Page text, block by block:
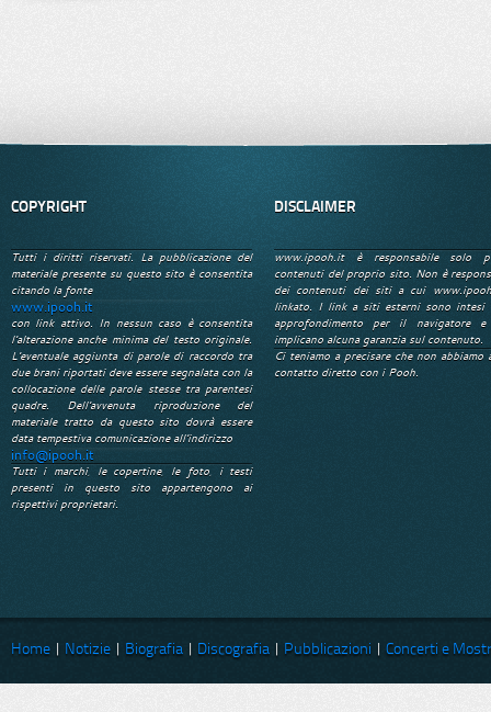
COPYRIGHT
Tutti i diritti riservati. La pubblicazione del
materiale presente su questo sito è consentita
citando la fonte
www.ipooh.it
con link attivo. In nessun caso è consentita
l'alterazione anche minima del testo originale.
L'eventuale aggiunta di parole di raccordo tra
due brani riportati deve essere segnalata con la
collocazione delle parole stesse tra parentesi
quadre. Dell'avvenuta riproduzione del
materiale tratto da questo sito dovrà essere
data tempestiva comunicazione all'indirizzo
info@ipooh.it
Tutti i marchi, le copertine, le foto, i testi
presenti in questo sito appartengono ai
rispettivi proprietari.
DISCLAIMER
www.ipooh.it è responsabile solo
contenuti del proprio sito. Non è
dei contenuti dei siti a cui
linkato. I link a siti esterni sono intesi
approfondimento per il navigatore
implicano alcuna garanzia sul contenuto.
Ci teniamo a precisare che non abbiamo
contatto diretto con i Pooh.
Home Notizie Biografia Discografia Pubblicazioni Concerti e